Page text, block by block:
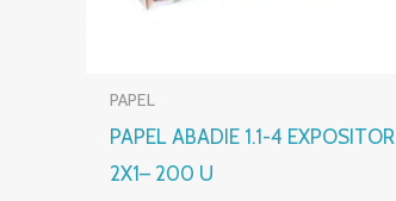
PAPEL
PAPEL ABADIE 1.1-4 EXPOSITOR
2X1– 200 U